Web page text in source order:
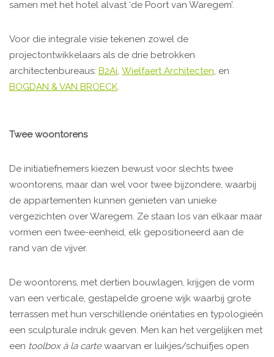
samen met het hotel alvast ‘de Poort van Waregem’.
Voor die integrale visie tekenen zowel de
projectontwikkelaars als de drie betrokken
architectenbureaus: B2Ai, Wielfaert Architecten, en
BOGDAN & VAN BROECK.
Twee woontorens
De initiatiefnemers kiezen bewust voor slechts twee
woontorens, maar dan wel voor twee bijzondere, waarbij
de appartementen kunnen genieten van unieke
vergezichten over Waregem. Ze staan los van elkaar maar
vormen een twee-eenheid, elk gepositioneerd aan de
rand van de vijver.
De woontorens, met dertien bouwlagen, krijgen de vorm
van een verticale, gestapelde groene wijk waarbij grote
terrassen met hun verschillende oriëntaties en typologieën
een sculpturale indruk geven. Men kan het vergelijken met
een toolbox à la cartewaarvan er luikjes/schuifjes open